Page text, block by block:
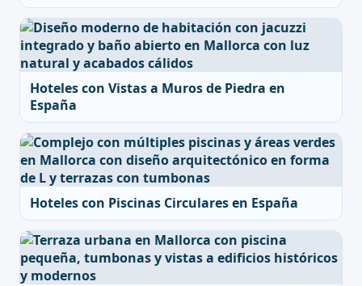
Hoteles con Vistas a Muros de Piedra en
España
Hoteles con Piscinas Circulares en España